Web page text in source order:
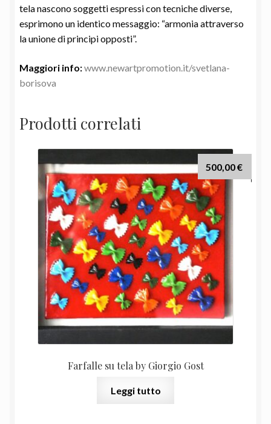
tela nascono soggetti espressi con tecniche diverse,
esprimono un identico messaggio: “armonia attraverso
la unione di principi opposti”.
Maggiori info:www.newartpromotion.it/svetlana-
borisova
Prodotti correlati
Farfalle su tela by Giorgio Gost
500,00€
Leggi tutto